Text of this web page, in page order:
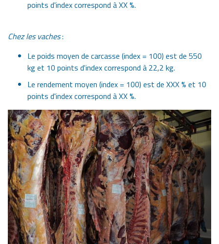
points d'index correspond à XX %.
Chez les vaches:
Le poids moyen de carcasse (index = 100) est de 550
kg et 10 points d'index correspond à 22,2 kg.
Le rendement moyen (index = 100) est de XXX % et 10
points d'index correspond à XX %.